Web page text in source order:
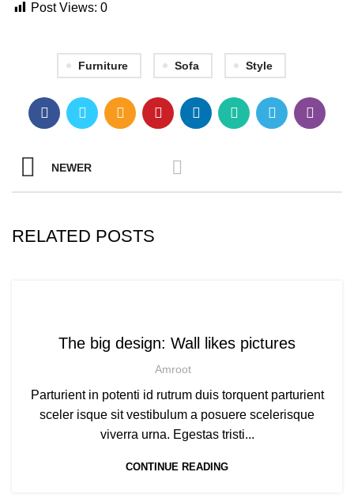
Post Views: 0
Furniture Sofa Style
NEWER
RELATED POSTS
The big design: Wall likes pictures
Amroot
Parturient in potenti id rutrum duis torquent parturient
sceler isque sit vestibulum a posuere scelerisque
viverra urna. Egestas tristi...
CONTINUE READING